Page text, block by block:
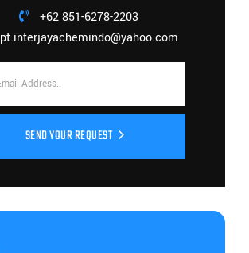
+62 851-6278-2203
pt.interjayachemindo@yahoo.com
SEND YOUR REQUEST